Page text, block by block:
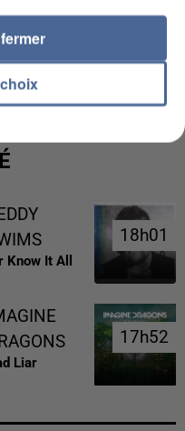
DE LA DZ
Know It All
18h01
18h01
Liar
17h52
17h52